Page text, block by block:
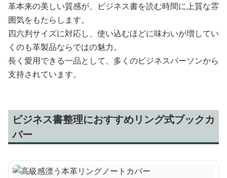
革本来の美しい質感が、ビジネス書を読む時間に上質な雰
囲気をもたらします。
四六判サイズに対応し、使い込むほどに味わいが増してい
くのも革製品ならではの魅力。
長く愛用できる一品として、多くのビジネスパーソンから
支持されています。
ビジネス書整理におすすめリング式ブックカ
バー